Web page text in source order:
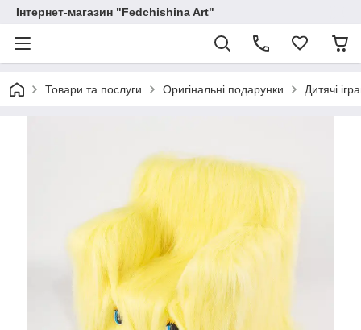
Інтернет-магазин "Fedchishina Art"
Товари та послуги Оригінальні подарунки Дитячі